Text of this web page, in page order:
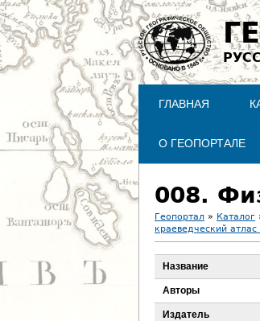
ГЛАВНАЯ
О ГЕОПОРТАЛЕ
008.
В
ы
з
Геопортал » Каталог
краеведческий
Название
Авторы
Издатель